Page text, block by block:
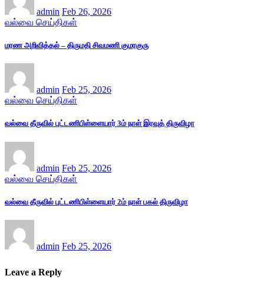
admin Feb 26, 2026
வல்வை செய்திகள்
மரண அறிவித்தல் – திருமதி சிவமணி குமரகுரு
admin Feb 25, 2026
வல்வை செய்திகள்
வல்வை தீருவில் புட்டணிபிள்ளையார் 3ம் நாள் இரவுத் திருவிழா
admin Feb 25, 2026
வல்வை செய்திகள்
வல்வை தீருவில் புட்டணிபிள்ளையார் 2ம் நாள் பகல் திருவிழா
admin Feb 25, 2026
Leave a Reply